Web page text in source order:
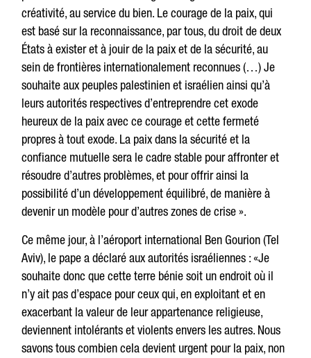
créativité, au service du bien. Le courage de la paix, qui
est basé sur la reconnaissance, par tous, du droit de deux
États à exister et à jouir de la paix et de la sécurité, au
sein de frontières internationalement reconnues (…) Je
souhaite aux peuples palestinien et israélien ainsi qu’à
leurs autorités respectives d’entreprendre cet exode
heureux de la paix avec ce courage et cette fermeté
propres à tout exode. La paix dans la sécurité et la
confiance mutuelle sera le cadre stable pour affronter et
résoudre d’autres problèmes, et pour offrir ainsi la
possibilité d’un développement équilibré, de manière à
devenir un modèle pour d’autres zones de crise ».
Ce même jour, à l’aéroport international Ben Gourion (Tel
Aviv), le pape a déclaré aux autorités israéliennes : «Je
souhaite donc que cette terre bénie soit un endroit où il
n’y ait pas d’espace pour ceux qui, en exploitant et en
exacerbant la valeur de leur appartenance religieuse,
deviennent intolérants et violents envers les autres. Nous
savons tous combien cela devient urgent pour la paix, non